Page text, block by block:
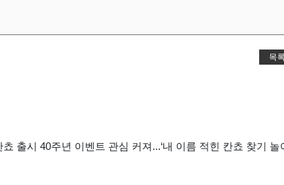
목록
출시 40주년 이벤트 관심 커져...‘내 이름 적힌 칸쵸 찾기 놀